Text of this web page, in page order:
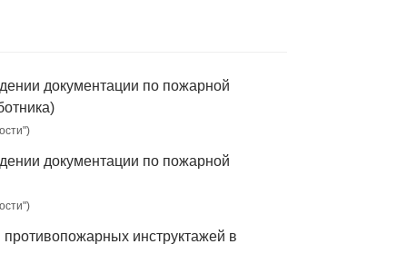
документации по пожарной
документации по пожарной
инструктажей в